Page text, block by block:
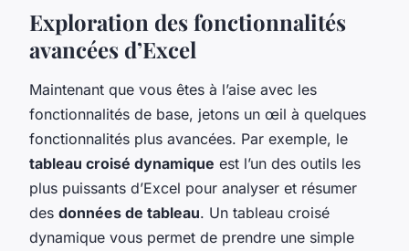
Exploration des fonctionnalités
avancées d’Excel
Maintenant que vous êtes à l’aise avec les
fonctionnalités de base, jetons un œil à quelques
fonctionnalités plus avancées. Par exemple, le
tableau croisé dynamique est l’un des outils les
plus puissants d’Excel pour analyser et résumer
des données de tableau. Un tableau croisé
dynamique vous permet de prendre une simple